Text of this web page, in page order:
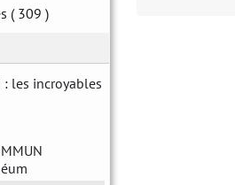
( 309 )
: les incroyables